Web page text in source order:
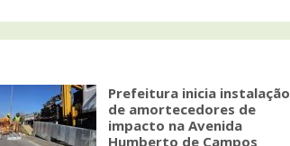
Prefeitura inicia instalação
de amortecedores de
impacto na Avenida
Humberto de Campos